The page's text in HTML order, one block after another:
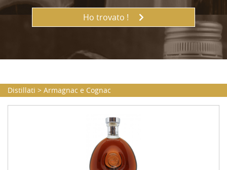
Ho trovato !
Distillati > Armagnac e Cognac